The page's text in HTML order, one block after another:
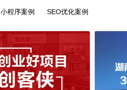
小程序案例 SEO优化案例